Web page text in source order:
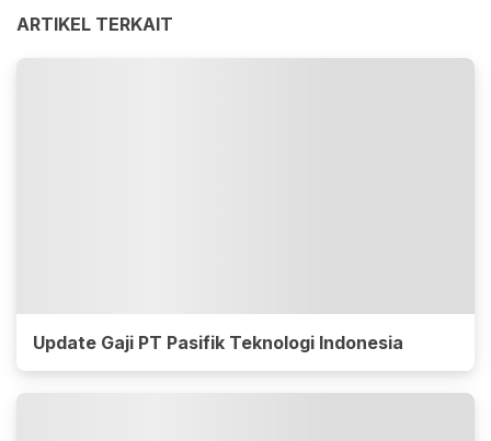
ARTIKEL TERKAIT
Update Gaji PT Pasifik Teknologi Indonesia